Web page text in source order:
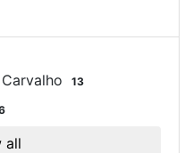
Carvalho 13
all